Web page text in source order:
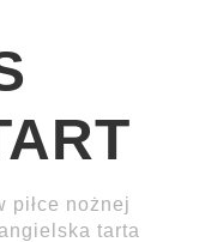
piłce nożnej
tarta